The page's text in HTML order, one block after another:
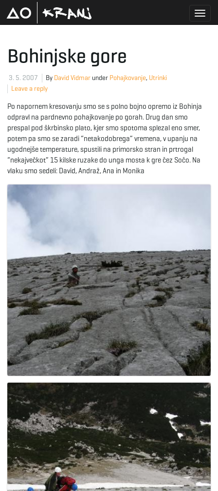
n
a
v
g
a
Bohinjske gore
3. 5. 2007 By David Vidmar under Pohajkovanje, Utrinki
Leave a reply
Po napornem kresovanju smo se s polno bojno opremo iz Bohinja
odpravl na pardnevno pohajkovanje po gorah. Drug dan smo
prespal pod škrbinsko plato, kjer smo spotoma splezal eno smer,
potem pa smo se zaradi “netakodobrega” vremena, v upanju na
ugodnejše temperature, spustili na primorsko stran in prtrogal
“nekajvečkot” 15 kilske ruzake do unga mosta k gre čez Sočo. Na
vlaku smo sedeli: David, Andraž, Ana in Monika